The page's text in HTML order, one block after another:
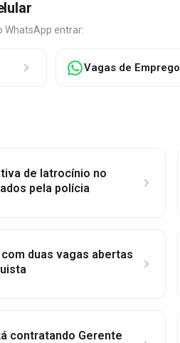
WhatsApp entrar:
Vagas de Emprego
de latrocínio no
pela polícia
duas vagas abertas
contratando Gerente